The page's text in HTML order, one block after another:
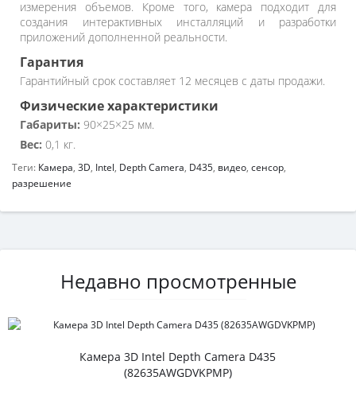
измерения объемов. Кроме того, камера подходит для
создания интерактивных инсталляций и разработки
приложений дополненной реальности.
Гарантия
Гарантийный срок составляет 12 месяцев с даты продажи.
Физические характеристики
Габариты: 90×25×25 мм.
Вес: 0,1 кг.
Теги: Камера, 3D, Intel, Depth Camera, D435, видео, сенсор,
разрешение
Недавно просмотренные
Камера 3D Intel Depth Camera D435
(82635AWGDVKPMP)